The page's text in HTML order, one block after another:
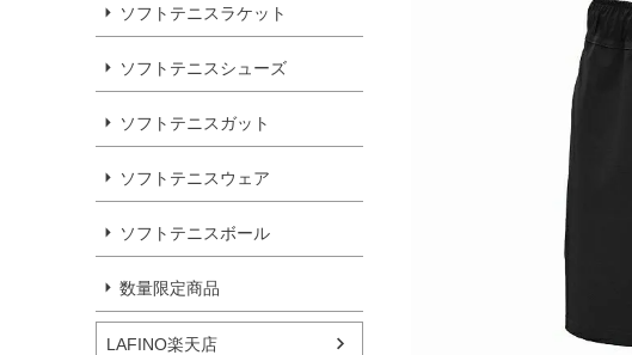
ソフトテニスラケット
ソフトテニスシューズ
ソフトテニスガット
ソフトテニスウェア
ソフトテニスボール
数量限定商品
LAFINO楽天店